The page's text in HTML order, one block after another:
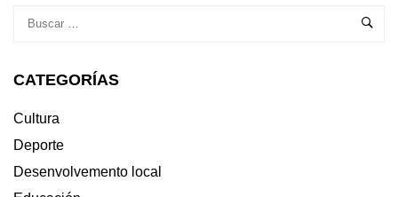
CATEGORÍAS
Cultura
Deporte
Desenvolvemento local